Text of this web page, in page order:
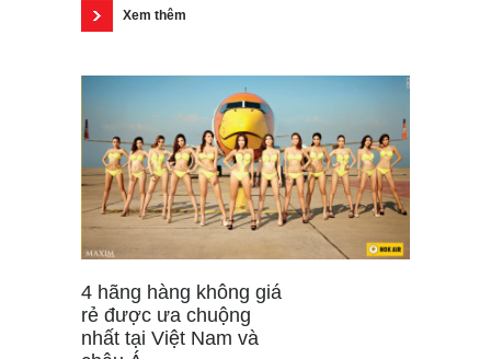
Xem thêm
4 hãng hàng không giá
rẻ được ưa chuộng
nhất tại Việt Nam và